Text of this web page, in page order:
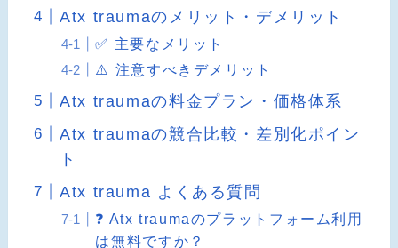
Atx traumaのメリット・デメリット
✅ 主要なメリット
⚠️ 注意すべきデメリット
Atx traumaの料金プラン・価格体系
Atx traumaの競合比較・差別化ポイン
ト
Atx trauma よくある質問
❓ Atx traumaのプラットフォーム利用
は無料ですか？